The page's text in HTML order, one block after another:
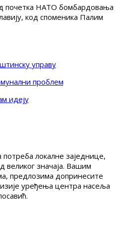
НАТО бомбардовања
код споменика Палим
управу
проблем
идеју
локалне заједнице,
великог значаја. Вашим
предлозима допринесите
уређења центра насеља